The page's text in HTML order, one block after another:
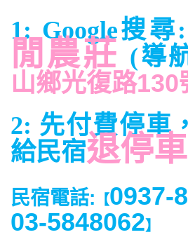
1: Google搜尋:
閒農莊 (導
山鄉光復路130
2: 先付費停車
給民宿退停
民宿電話: 【0937-
03-5848062】